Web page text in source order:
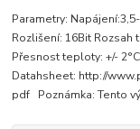
Parametry:
Rozlišení: 16Bit Rozsah
Přesnost teploty: +/-
Datahsheet: http://
pdf Poznámka: Tento